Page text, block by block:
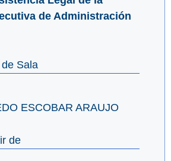
de Administración
Sala
ESCOBAR ARAUJO
de